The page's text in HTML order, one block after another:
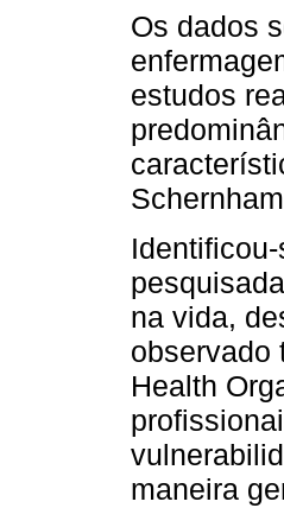
Os dados
estudos
na vida,
observado
Health
maneira